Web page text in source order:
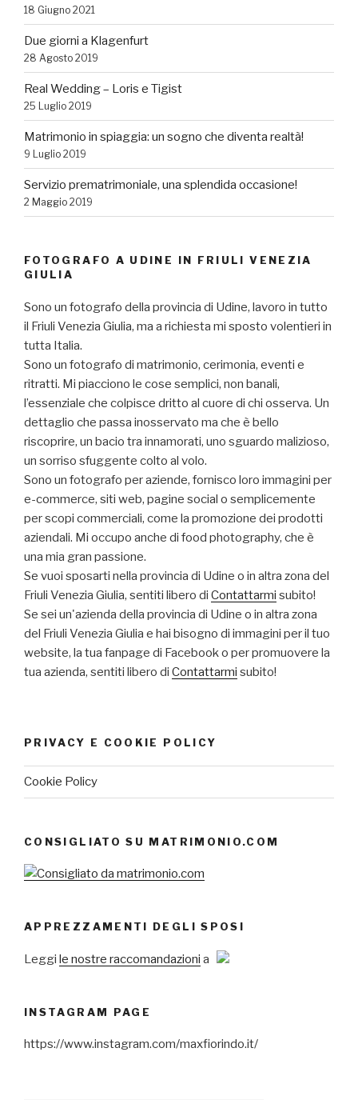
18 Giugno 2021
Due giorni a Klagenfurt
28 Agosto 2019
Real Wedding – Loris e Tigist
25 Luglio 2019
Matrimonio in spiaggia: un sogno che diventa realtà!
9 Luglio 2019
Servizio prematrimoniale, una splendida occasione!
2 Maggio 2019
FOTOGRAFO A UDINE IN FRIULI VENEZIA
GIULIA
Sono un fotografo della provincia di Udine, lavoro in tutto
il Friuli Venezia Giulia, ma a richiesta mi sposto volentieri in
tutta Italia.
Sono un fotografo di matrimonio, cerimonia, eventi e
ritratti. Mi piacciono le cose semplici, non banali,
l’essenziale che colpisce dritto al cuore di chi osserva. Un
dettaglio che passa inosservato ma che è bello
riscoprire, un bacio tra innamorati, uno sguardo malizioso,
un sorriso sfuggente colto al volo.
Sono un fotografo per aziende, fornisco loro immagini per
e-commerce, siti web, pagine social o semplicemente
per scopi commerciali, come la promozione dei prodotti
aziendali. Mi occupo anche di food photography, che è
una mia gran passione.
Se vuoi sposarti nella provincia di Udine o in altra zona del
Friuli Venezia Giulia, sentiti libero di Contattarmi subito!
Se sei un'azienda della provincia di Udine o in altra zona
del Friuli Venezia Giulia e hai bisogno di immagini per il tuo
website, la tua fanpage di Facebook o per promuovere la
tua azienda, sentiti libero di Contattarmi subito!
PRIVACY E COOKIE POLICY
Cookie Policy
CONSIGLIATO SU MATRIMONIO.COM
APPREZZAMENTI DEGLI SPOSI
Leggi le nostre raccomandazioni a
INSTAGRAM PAGE
https://www.instagram.com/maxfiorindo.it/